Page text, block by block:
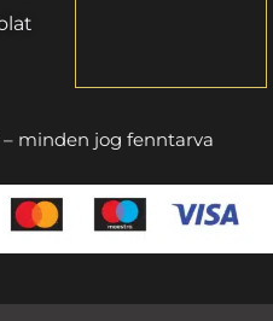
minden jog fenntarva